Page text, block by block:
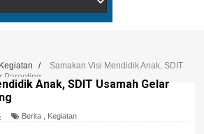
Kegiatan /
Samakan Visi Mendidik Anak, SDIT
Parenting
Anak, SDIT Usamah Gelar
Berita Kegiatan